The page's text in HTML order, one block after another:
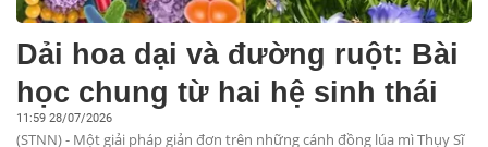
Dải hoa dại và đường ruột: Bài
học chung từ hai hệ sinh thái
11:59 28/07/2026
(STNN) - Một giải pháp giản đơn trên những cánh đồng lúa mì Thụy Sĩ